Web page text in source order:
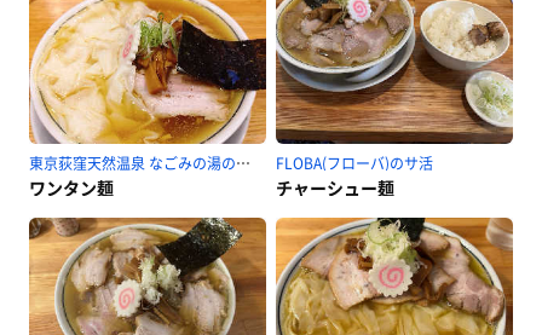
東京荻窪天然温泉 なごみの湯のサ活
ワンタン麺
FLOBA(フローバ)のサ活
チャーシュー麺